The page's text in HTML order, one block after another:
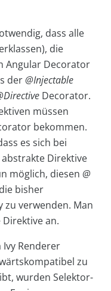
dass alle
die
Angular Decorator
der@Injectable
Decorator.
müssen
bekommen.
es sich bei
Direktive
möglich, diesen @
bisher
zu verwenden. Man
an.
Renderer
zu
wurden Selektor-